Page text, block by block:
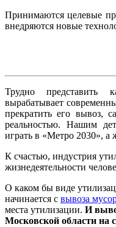
Принимаются целевые
внедряются новые
Трудно представить
вырабатывает
прекратить его вывоз,
реальностью. Нашим
играть в «Метро 2030», а
К счастью, индустрия
жизнедеятельности
О каком бы виде
начинается с вывоза
места утилизации. И
Московской области на